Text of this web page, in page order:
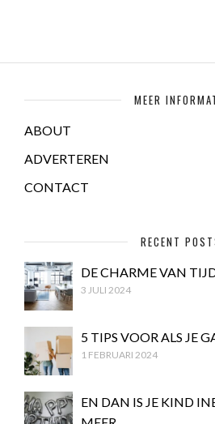
MEER
ABOUT
ADVERTEREN
CONTACT
RECENT
DE CHARME VAN
3 JULI 2024
5 TIPS VOOR ALS JE
1 FEBRUARI 2024
EN DAN IS JE KIND